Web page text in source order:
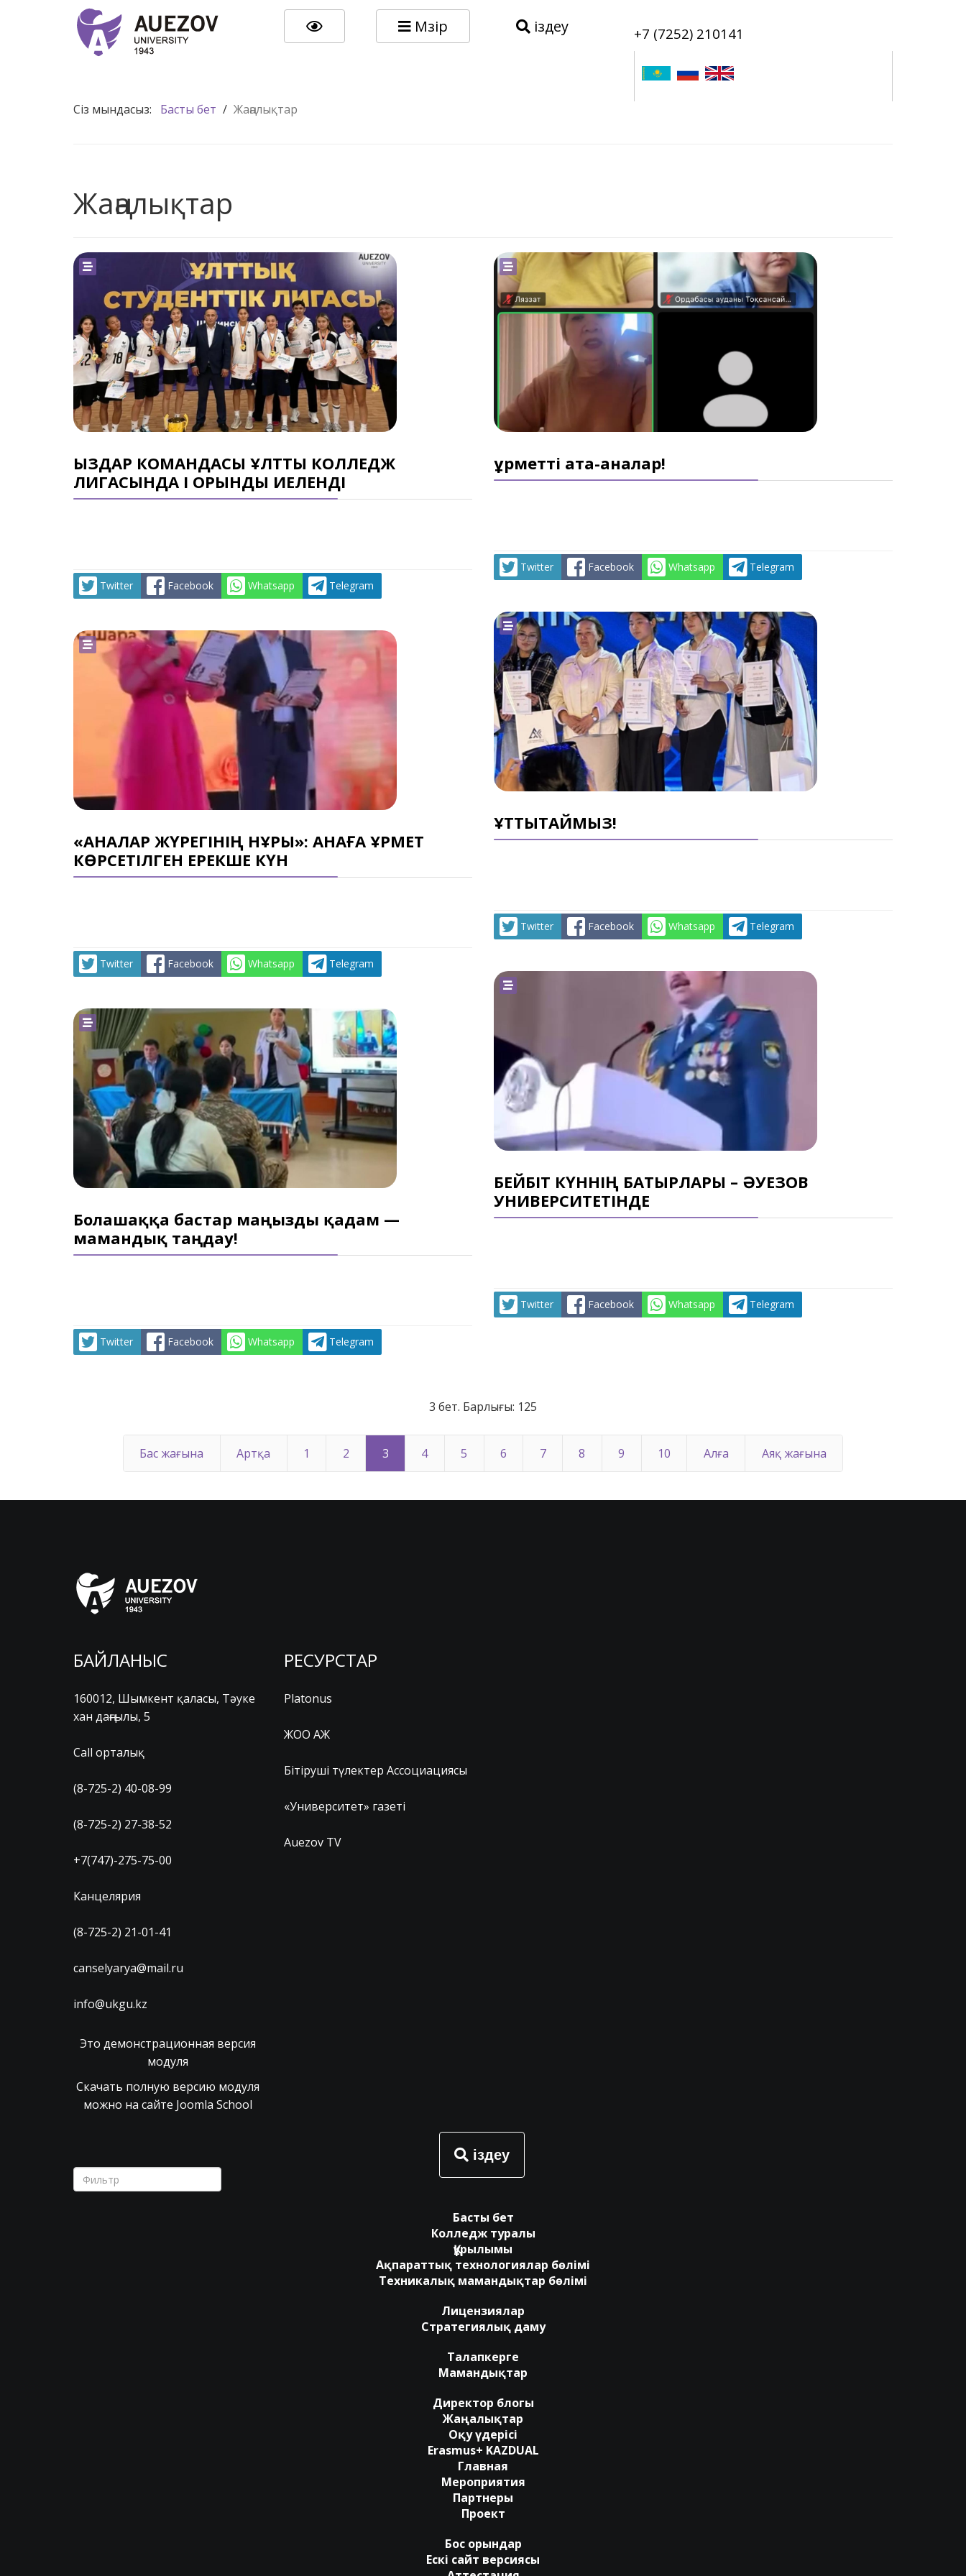
Мәзір іздеу +7 (7252) 210141
Сіз мындасыз: Басты бет / Жаңалықтар
Жаңалықтар
ҚЫЗДАР КОМАНДАСЫ ҰЛТТЫҚ КОЛЛЕДЖ
ЛИГАСЫНДА І ОРЫНДЫ ИЕЛЕНДІ
Twitter Facebook Whatsapp Telegram
Құрметті ата-аналар!
Twitter Facebook Whatsapp Telegram
ҚҰТТЫҚТАЙМЫЗ!
Twitter Facebook Whatsapp Telegram
«АНАЛАР ЖҮРЕГІНІҢ НҰРЫ»: АНАҒА ҚҰРМЕТ
КӨРСЕТІЛГЕН ЕРЕКШЕ КҮН
Twitter Facebook Whatsapp Telegram
БЕЙБІТ КҮННІҢ БАТЫРЛАРЫ – ӘУЕЗОВ
УНИВЕРСИТЕТІНДЕ
Twitter Facebook Whatsapp Telegram
Болашаққа бастар маңызды қадам —
мамандық таңдау!
Twitter Facebook Whatsapp Telegram
3 бет. Барлығы: 125
Бас жағына Артқа 1 2 3 4 5 6 7 8 9 10 Алға Аяқ жағына
БАЙЛАНЫС
160012, Шымкент қаласы, Тәуке
хан даңғылы, 5
Call орталық
(8-725-2) 40-08-99
(8-725-2) 27-38-52
+7(747)-275-75-00
Канцелярия
(8-725-2) 21-01-41
canselyarya@mail.ru
info@ukgu.kz
Это демонстрационная версия
модуля
Скачать полную версию модуля
можно на сайте Joomla School
РЕСУРСТАР
Platonus
ЖОО АЖ
Бітіруші түлектер Ассоциациясы
«Университет» газеті
Auezov TV
іздеу
Басты бет
Колледж туралы
Құрылымы
Ақпараттық технологиялар бөлімі
Техникалық мамандықтар бөлімі
Лицензиялар
Стратегиялық даму
Талапкерге
Мамандықтар
Директор блогы
Жаңалықтар
Оқу үдерісі
Erasmus+ KAZDUAL
Главная
Мероприятия
Партнеры
Проект
Бос орындар
Ескі сайт версиясы